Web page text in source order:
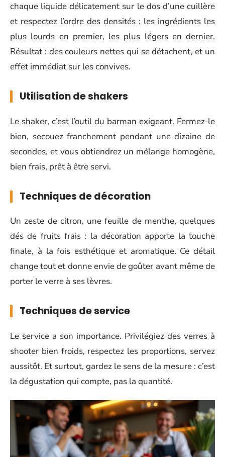
chaque liquide délicatement sur le dos d’une cuillère
et respectez l’ordre des densités : les ingrédients les
plus lourds en premier, les plus légers en dernier.
Résultat : des couleurs nettes qui se détachent, et un
effet immédiat sur les convives.
Utilisation de shakers
Le shaker, c’est l’outil du barman exigeant. Fermez-le
bien, secouez franchement pendant une dizaine de
secondes, et vous obtiendrez un mélange homogène,
bien frais, prêt à être servi.
Techniques de décoration
Un zeste de citron, une feuille de menthe, quelques
dés de fruits frais : la décoration apporte la touche
finale, à la fois esthétique et aromatique. Ce détail
change tout et donne envie de goûter avant même de
porter le verre à ses lèvres.
Techniques de service
Le service a son importance. Privilégiez des verres à
shooter bien froids, respectez les proportions, servez
aussitôt. Et surtout, gardez le sens de la mesure : c’est
la dégustation qui compte, pas la quantité.